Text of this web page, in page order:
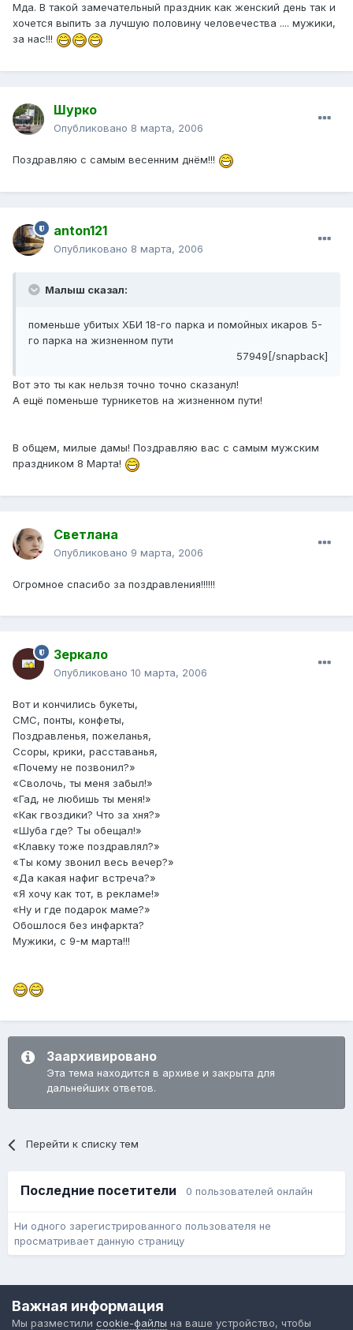
Мда. В такой замечательный праздник как женский день так и
хочется выпить за лучшую половину человечества .... мужики,
за нас!!!
Шурко
Опубликовано 8 марта, 2006
Поздравляю с самым весенним днём!!!
anton121
Опубликовано 8 марта, 2006
Малыш сказал:
поменьше убитых ХБИ 18-го парка и помойных икаров 5-
го парка на жизненном пути
57949[/snapback]
Вот это ты как нельзя точно точно сказанул!
А ещё поменьше турникетов на жизненном пути!
В общем, милые дамы! Поздравляю вас с самым мужским
праздником 8 Марта!
Светлана
Опубликовано 9 марта, 2006
Огромное спасибо за поздравления!!!!!!
Зеркало
Опубликовано 10 марта, 2006
Вот и кончились букеты,
СМС, понты, конфеты,
Поздравленья, пожеланья,
Ссоры, крики, расставанья,
«Почему не позвонил?»
«Сволочь, ты меня забыл!»
«Гад, не любишь ты меня!»
«Как гвоздики? Что за хня?»
«Шуба где? Ты обещал!»
«Клавку тоже поздравлял?»
«Ты кому звонил весь вечер?»
«Да какая нафиг встреча?»
«Я хочу как тот, в рекламе!»
«Ну и где подарок маме?»
Обошлося без инфаркта?
Мужики, с 9-м марта!!!
Заархивировано
Эта тема находится в архиве и закрыта для
дальнейших ответов.
Перейти к списку тем
Последние посетители 0 пользователей онлайн
Ни одного зарегистрированного пользователя не
просматривает данную страницу
Форум общественного транспорта
Важная информация
Мы разместили cookie-файлы на ваше устройство, чтобы